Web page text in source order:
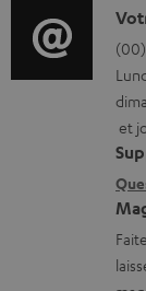
o
r
m
a
t
i
o
n
s
D
é
t
a
i
l
s
c
o
et